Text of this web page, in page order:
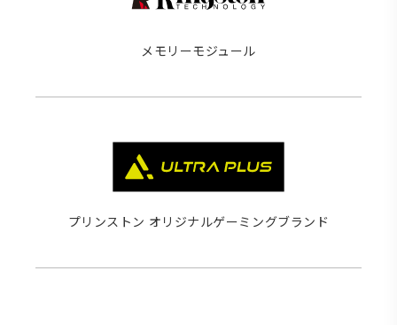
メモリーモジュール
プリンストン オリジナルゲーミングブランド